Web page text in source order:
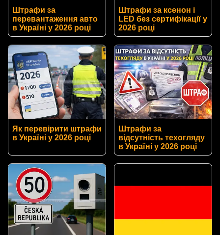
Штрафи за
перевантаження авто
в Україні у 2026 році
Штрафи за ксенон і
LED без сертифікації у
2026 році
Як перевірити штрафи
в Україні у 2026 році
Штрафи за
відсутність техогляду
в Україні у 2026 році